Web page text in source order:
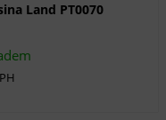
Land PT0070